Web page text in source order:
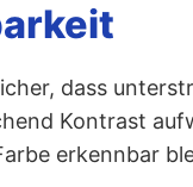
dass
Kontrast
erkennbar